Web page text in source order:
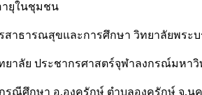
ายุในชุมชน
าธารณสุขและการศึกษา วิทยาลัยพระบ
าลัย ประชากรศาสตร์จุฬาลงกรณ์มหาวิ
ศึกษา อ.องครักษ์ ตำบลองครักษ์ จ.น